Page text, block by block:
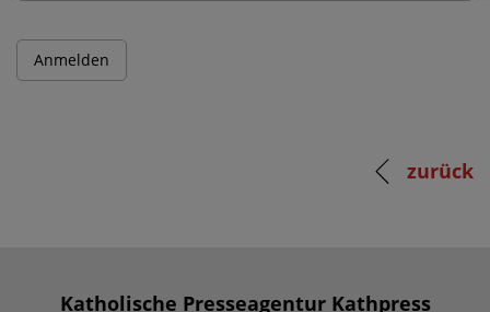
zurück
Katholische Presseagentur Kathpress